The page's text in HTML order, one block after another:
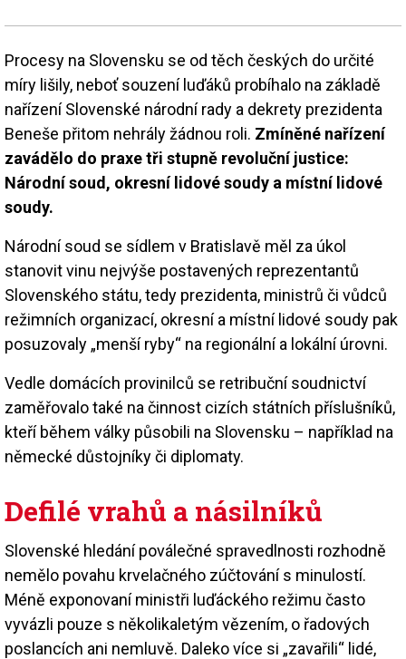
Procesy na Slovensku se od těch českých do určité
míry lišily, neboť souzení luďáků probíhalo na základě
nařízení Slovenské národní rady a dekrety prezidenta
Beneše přitom nehrály žádnou roli. Zmíněné nařízení
zavádělo do praxe tři stupně revoluční justice:
Národní soud, okresní lidové soudy a místní lidové
soudy.
Národní soud se sídlem v Bratislavě měl za úkol
stanovit vinu nejvýše postavených reprezentantů
Slovenského státu, tedy prezidenta, ministrů či vůdců
režimních organizací, okresní a místní lidové soudy pak
posuzovaly „menší ryby“ na regionální a lokální úrovni.
Vedle domácích provinilců se retribuční soudnictví
zaměřovalo také na činnost cizích státních příslušníků,
kteří během války působili na Slovensku – například na
německé důstojníky či diplomaty.
Defilé vrahů a násilníků
Slovenské hledání poválečné spravedlnosti rozhodně
nemělo povahu krvelačného zúčtování s minulostí.
Méně exponovaní ministři luďáckého režimu často
vyvázli pouze s několikaletým vězením, o řadových
poslancích ani nemluvě. Daleko více si „zavařili“ lidé,